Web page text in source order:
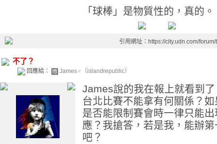
「球棒」是物質性的，真的
引用網址：https://city.udn.com/
不了？
回應給： James♂（islandrepublic）
James說的我在報上就看到
台北比賽不能拿有何關係？
是否能限制賽會時一律只能
應？我搶答，若是我，能辦
吧？